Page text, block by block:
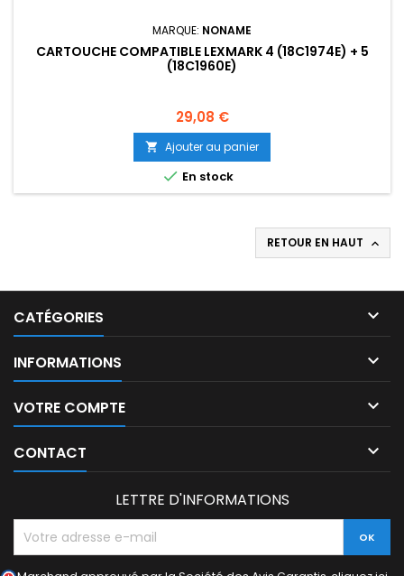
MARQUE: NONAME
CARTOUCHE COMPATIBLE LEXMARK 4 (18C1974E) + 5
(18C1960E)
Prix
29,08 €
 Ajouter au panier
 En stock
RETOUR EN HAUT 
CATÉGORIES 
INFORMATIONS 
VOTRE COMPTE 
CONTACT 
LETTRE D'INFORMATIONS